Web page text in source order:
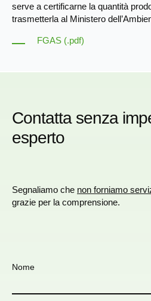
serve a certificarne la quantità
trasmetterla al Ministero
FGAS (.pdf)
Contatta senza
esperto
Segnaliamo che non forniamo
grazie per la comprensione.
Nome